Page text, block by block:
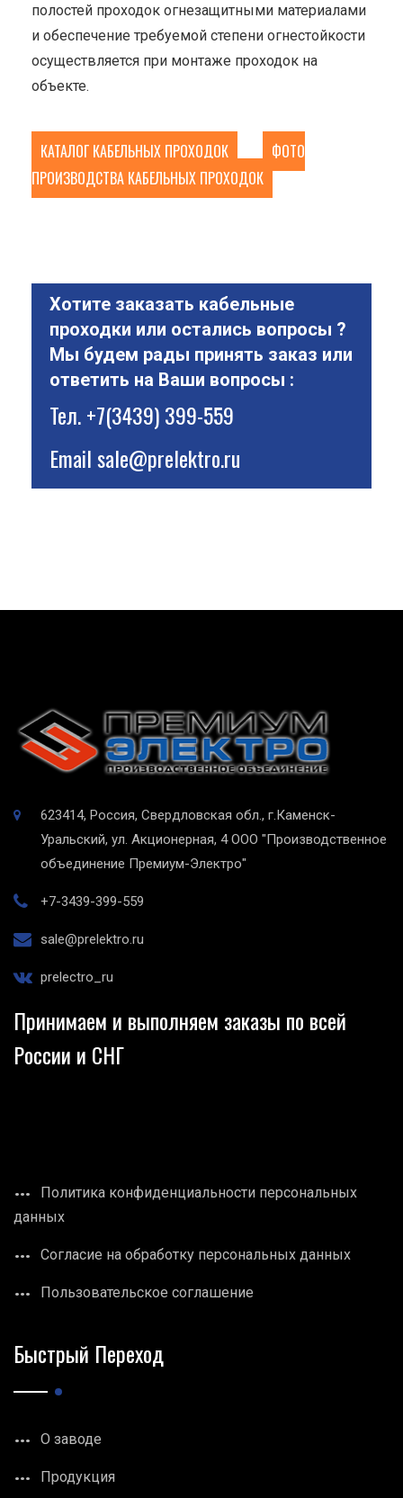
полостей проходок огнезащитными материалами
и обеспечение требуемой степени огнестойкости
осуществляется при монтаже проходок на
объекте.
КАТАЛОГ КАБЕЛЬНЫХ ПРОХОДОК
ФОТО
ПРОИЗВОДСТВА КАБЕЛЬНЫХ ПРОХОДОК
Хотите заказать кабельные
проходки или остались вопросы ?
Мы будем рады принять заказ или
ответить на Ваши вопросы :
Тел.+7(3439) 399-559
Emailsale@prelektro.ru
623414, Россия, Свердловская обл., г.Каменск-
Уральский, ул. Акционерная, 4 ООО "Производственное
объединение Премиум-Электро"
+7-3439-399-559
sale@prelektro.ru
prelectro_ru
Принимаем и выполняем заказы по всей
России и СНГ
Политика конфиденциальности персональных
данных
Согласие на обработку персональных данных
Пользовательское соглашение
Быстрый Переход
О заводе
Продукция